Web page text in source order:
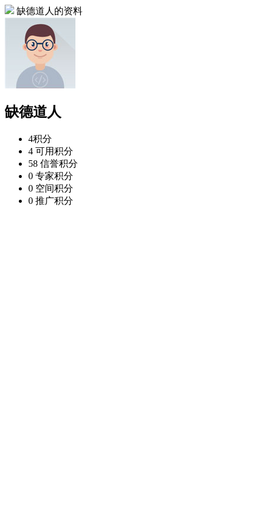
缺德道人的资料
缺德道人
4积分
4 可用积分
58 信誉积分
0 专家积分
0 空间积分
0 推广积分